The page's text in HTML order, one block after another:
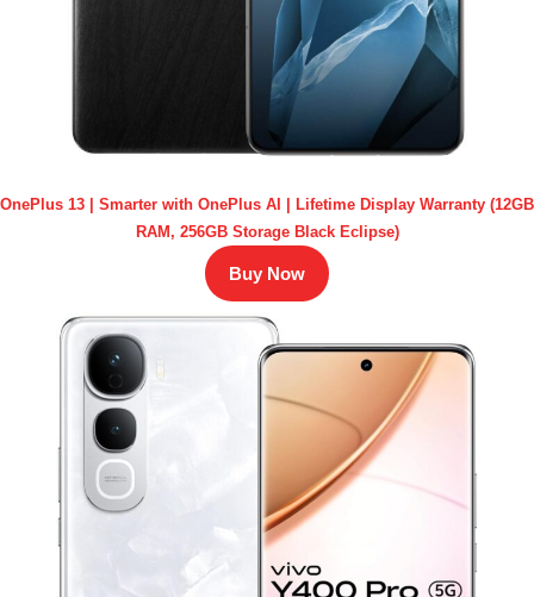
OnePlus 13 | Smarter with OnePlus AI | Lifetime Display Warranty (12GB
RAM, 256GB Storage Black Eclipse)
Buy Now